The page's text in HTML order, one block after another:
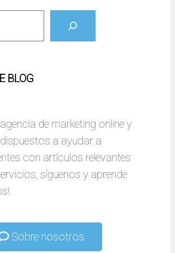
BLOG
de marketing online y
a ayudar a
con artículos relevantes
síguenos y aprende
Sobre nosotros